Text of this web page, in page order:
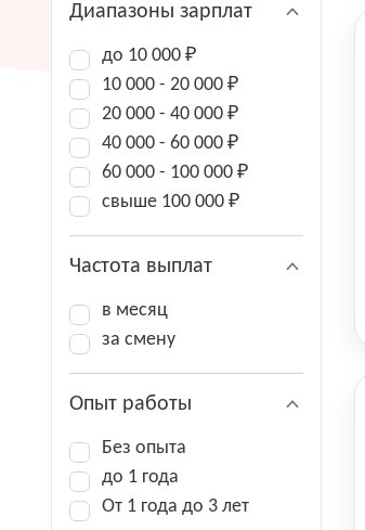
Диапазоны зарплат
до 10 000 ₽
10 000 - 20 000 ₽
20 000 - 40 000 ₽
40 000 - 60 000 ₽
60 000 - 100 000 ₽
свыше 100 000 ₽
Частота выплат
в месяц
за смену
Опыт работы
Без опыта
до 1 года
От 1 года до 3 лет